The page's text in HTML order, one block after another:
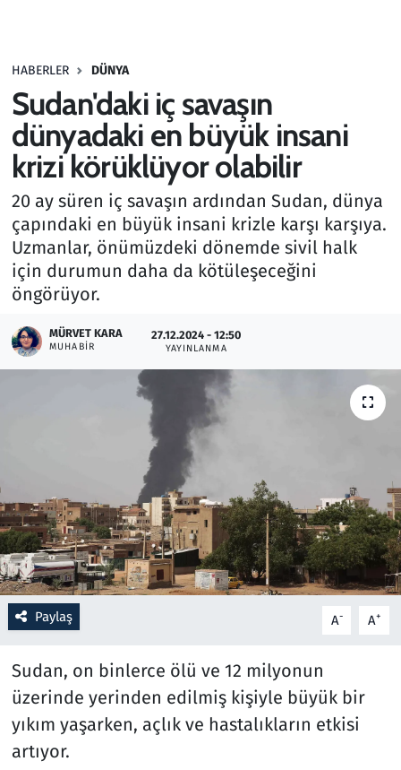
HABERLER DÜNYA
Sudan'daki iç savaşın
dünyadaki en büyük insani
krizi körüklüyor olabilir
20 ay süren iç savaşın ardından Sudan, dünya
çapındaki en büyük insani krizle karşı karşıya.
Uzmanlar, önümüzdeki dönemde sivil halk
için durumun daha da kötüleşeceğini
öngörüyor.
MÜRVET KARA
MUHABIR
27.12.2024 - 12:50
YAYINLANMA
Paylaş A- A+
Sudan, on binlerce ölü ve 12 milyonun
üzerinde yerinden edilmiş kişiyle büyük bir
yıkım yaşarken, açlık ve hastalıkların etkisi
artıyor.
Haber
Kültür Sanat
Kurumsal Haberler
Lezzet Durağı
Memur ve Kamu
Otomobil
Oyun
Rüya Tabirleri
Sağlık
Savunma Sanayi
Seçim 2023
Spor
Teknoloji ve Bilim
Televizyon